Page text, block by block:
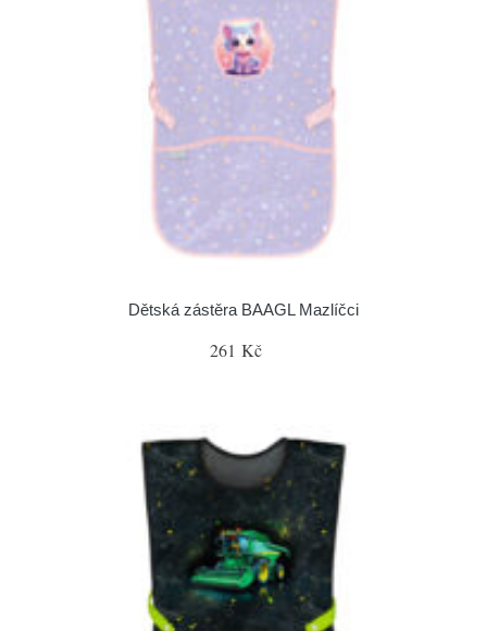
Dětská zástěra BAAGL Mazlíčci
261 Kč